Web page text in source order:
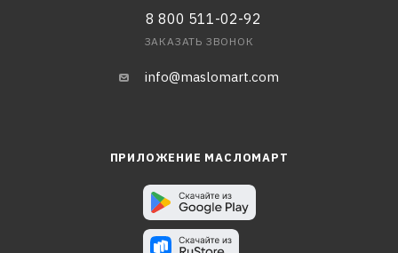
8 800 511-02-92
ЗАКАЗАТЬ ЗВОНОК
info@maslomart.com
ПРИЛОЖЕНИЕ МАСЛОМАРТ